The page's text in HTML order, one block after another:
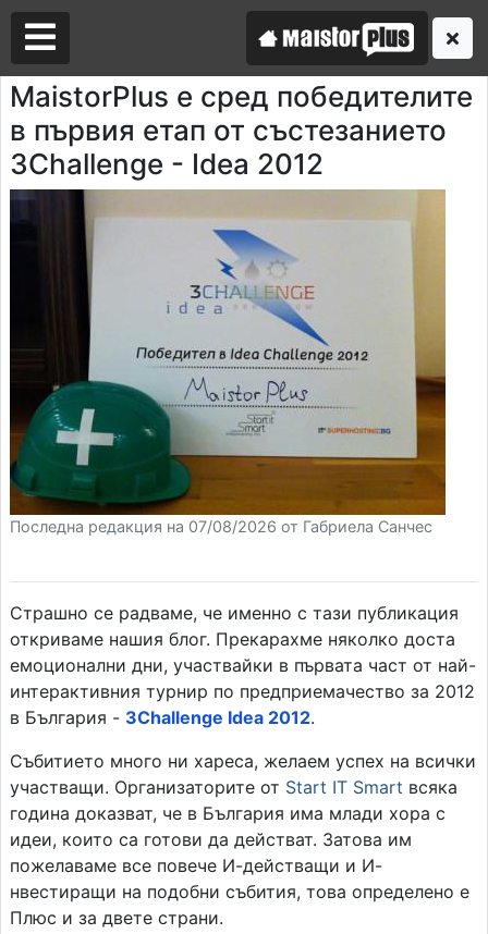
MaistorPlus е сред победителите
в първия етап от състезанието
3Challenge - Idea 2012
Последна редакция на 07/08/2026 от Габриела Санчес
Страшно се радваме, че именно с тази публикация
откриваме нашия блог. Прекарахме няколко доста
емоционални дни, участвайки в първата част от най-
интерактивния турнир по предприемачество за 2012
в България - 3Challenge Idea 2012.
Събитието много ни хареса, желаем успех на всички
участващи. Организаторите от Start IT Smart всяка
година доказват, че в България има млади хора с
идеи, които са готови да действат. Затова им
пожелаваме все повече И-действащи и И-
нвестиращи на подобни събития, това определено е
Плюс и за двете страни.
Аз съм майстор
Търся майстор